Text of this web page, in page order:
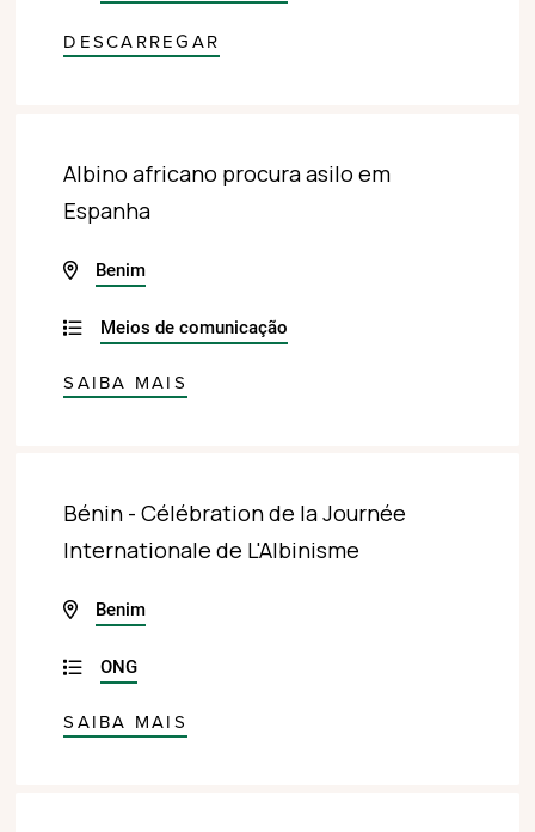
DESCARREGAR
Albino africano procura asilo em
Espanha
Benim
Meios de comunicação
SAIBA MAIS
Bénin - Célébration de la Journée
Internationale de L'Albinisme
Benim
ONG
SAIBA MAIS